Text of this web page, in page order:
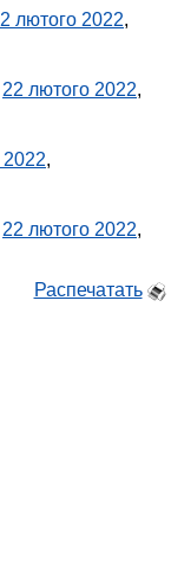
лютого 2022,
22 лютого 2022,
2022,
22 лютого 2022,
Распечатать